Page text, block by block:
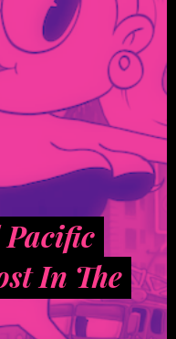
In The